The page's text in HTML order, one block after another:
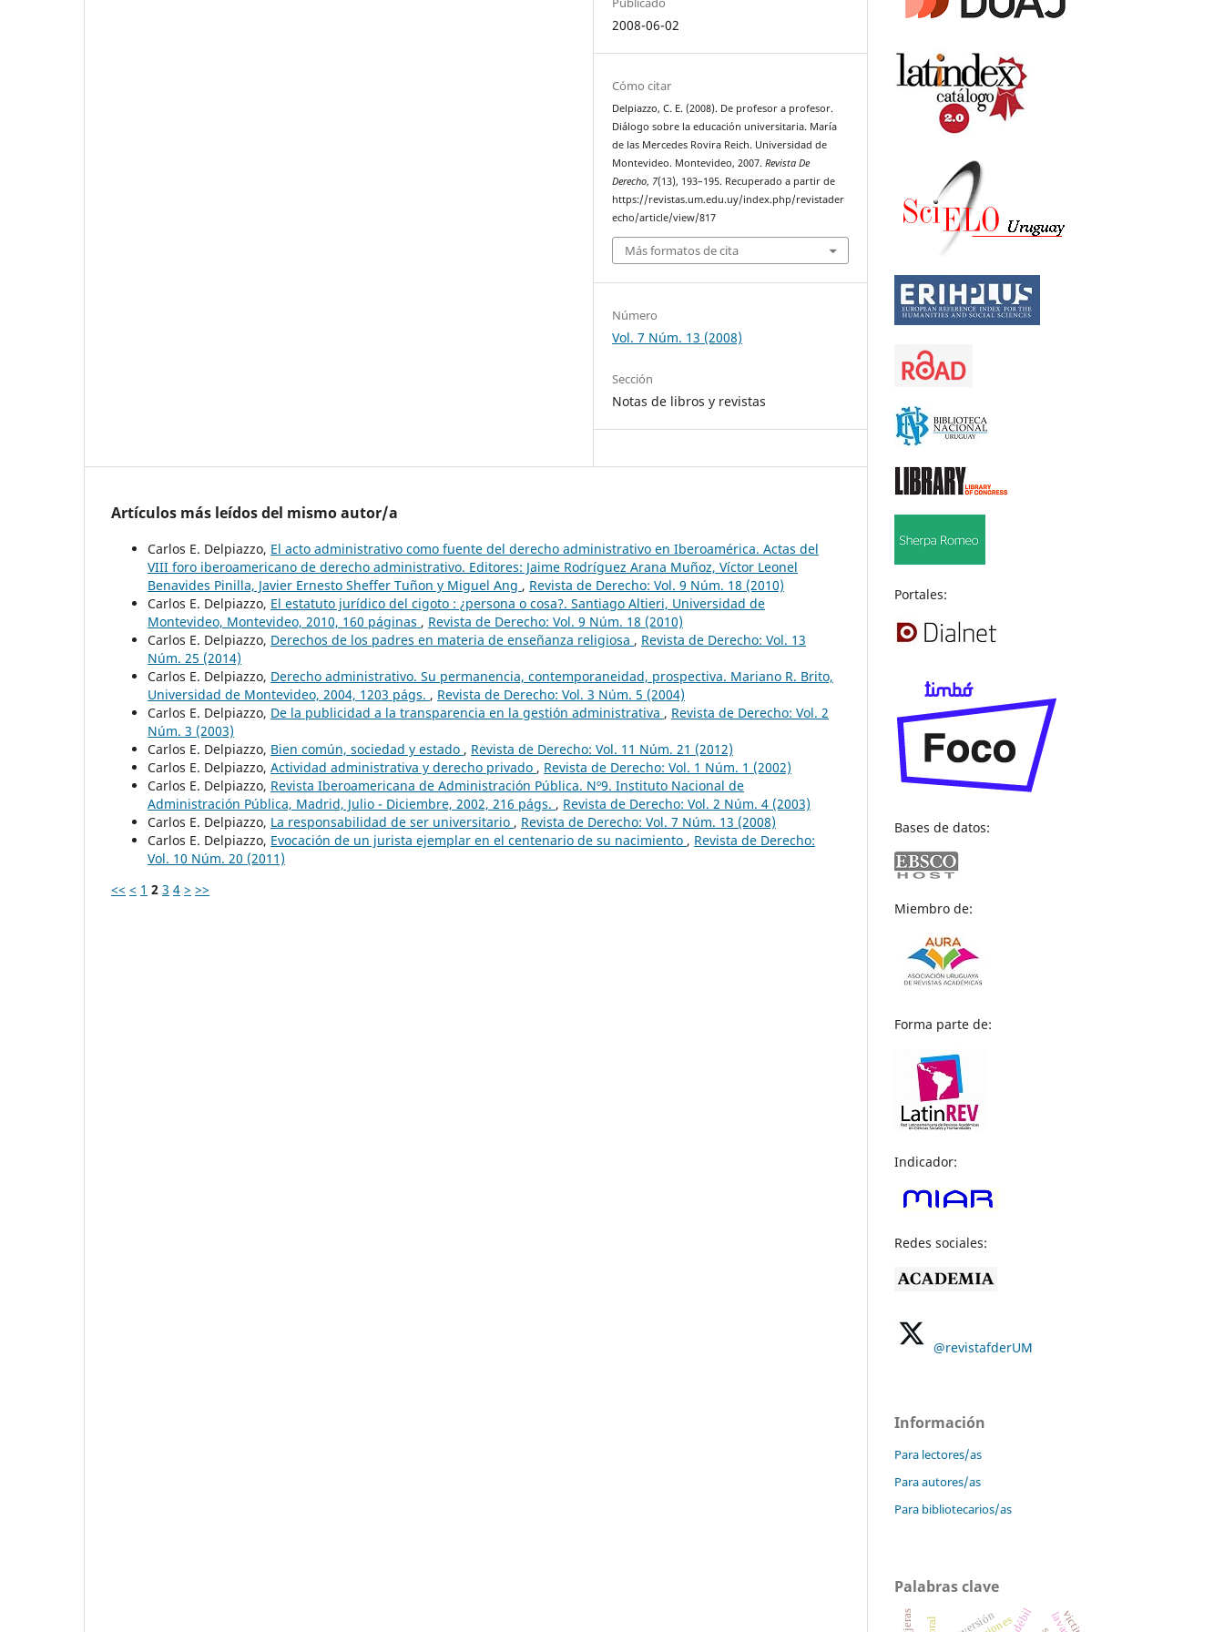
2008-06-02
Cómo citar
Delpiazzo, C. E. (2008). De profesor a profesor.
Diálogo sobre la educación universitaria. María
de las Mercedes Rovira Reich. Universidad de
Montevideo. Montevideo, 2007.Revista De
Derecho, 7(13), 193–195. Recuperado a partir de
https://revistas.um.edu.uy/index.php/revistader
echo/article/view/817
Más formatos de cita
Número
Vol. 7 Núm. 13 (2008)
Sección
Notas de libros y revistas
Artículos más leídos del mismo autor/a
Carlos E. Delpiazzo, El acto administrativo como fuente del derecho administrativo en Iberoamérica. Actas del
VIII foro iberoamericano de derecho administrativo. Editores: Jaime Rodríguez Arana Muñoz, Víctor Leonel
Benavides Pinilla, Javier Ernesto Sheffer Tuñon y Miguel Ang , Revista de Derecho: Vol. 9 Núm. 18 (2010)
Carlos E. Delpiazzo, El estatuto jurídico del cigoto : ¿persona o cosa?. Santiago Altieri, Universidad de
Montevideo, Montevideo, 2010, 160 páginas , Revista de Derecho: Vol. 9 Núm. 18 (2010)
Carlos E. Delpiazzo, Derechos de los padres en materia de enseñanza religiosa , Revista de Derecho: Vol. 13
Núm. 25 (2014)
Carlos E. Delpiazzo, Derecho administrativo. Su permanencia, contemporaneidad, prospectiva. Mariano R. Brito,
Universidad de Montevideo, 2004, 1203 págs. , Revista de Derecho: Vol. 3 Núm. 5 (2004)
Carlos E. Delpiazzo, De la publicidad a la transparencia en la gestión administrativa , Revista de Derecho: Vol. 2
Núm. 3 (2003)
Carlos E. Delpiazzo, Bien común, sociedad y estado , Revista de Derecho: Vol. 11 Núm. 21 (2012)
Carlos E. Delpiazzo, Actividad administrativa y derecho privado , Revista de Derecho: Vol. 1 Núm. 1 (2002)
Carlos E. Delpiazzo, Revista Iberoamericana de Administración Pública. Nº9. Instituto Nacional de
Administración Pública, Madrid, Julio - Diciembre, 2002, 216 págs. , Revista de Derecho: Vol. 2 Núm. 4 (2003)
Carlos E. Delpiazzo, La responsabilidad de ser universitario , Revista de Derecho: Vol. 7 Núm. 13 (2008)
Carlos E. Delpiazzo, Evocación de un jurista ejemplar en el centenario de su nacimiento , Revista de Derecho:
Vol. 10 Núm. 20 (2011)
<< < 1 2 3 4 > >>
Portales:
Bases de datos:
Miembro de:
Forma parte de:
Indicador:
Redes sociales:
@revistafderUM
Información
Para lectores/as
Para autores/as
Para bibliotecarios/as
Palabras clave